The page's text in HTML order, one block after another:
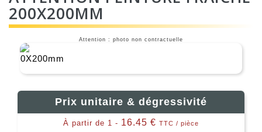
200X200MM
Attention : photo non contractuelle
Prix unitaire & dégressivité
À partir de 1 - 16.45 € TTC / pièce